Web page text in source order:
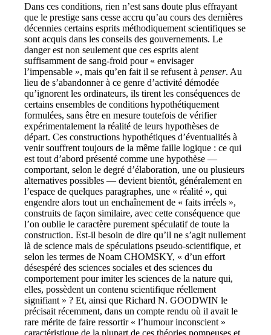
Dans ces conditions, rien n’est sans doute plus effrayant
que le prestige sans cesse accru qu’au cours des dernières
décennies certains esprits méthodiquement scientifiques se
sont acquis dans les conseils des gouvernements. Le
danger est non seulement que ces esprits aient
suffisamment de sang-froid pour « envisager
l’impensable », mais qu’en fait il se refusent à penser. Au
lieu de s’abandonner à ce genre d’activité démodée
qu’ignorent les ordinateurs, ils tirent les conséquences de
certains ensembles de conditions hypothétiquement
formulées, sans être en mesure toutefois de vérifier
expérimentalement la réalité de leurs hypothèses de
départ. Ces constructions hypothétiques d’éventualités à
venir souffrent toujours de la même faille logique : ce qui
est tout d’abord présenté comme une hypothèse —
comportant, selon le degré d’élaboration, une ou plusieurs
alternatives possibles — devient bientôt, généralement en
l’espace de quelques paragraphes, une « réalité », qui
engendre alors tout un enchaînement de « faits irréels »,
construits de façon similaire, avec cette conséquence que
l’on oublie le caractère purement spéculatif de toute la
construction. Est-il besoin de dire qu’il ne s’agit nullement
là de science mais de spéculations pseudo-scientifique, et
selon les termes de Noam CHOMSKY, « d’un effort
désespéré des sciences sociales et des sciences du
comportement pour imiter les sciences de la nature qui,
elles, possèdent un contenu scientifique réellement
signifiant » ? Et, ainsi que Richard N. GOODWIN le
précisait récemment, dans un compte rendu où il avait le
rare mérite de faire ressortir « l’humour inconscient »
caractéristique de la plupart de ces théories pompeuses et